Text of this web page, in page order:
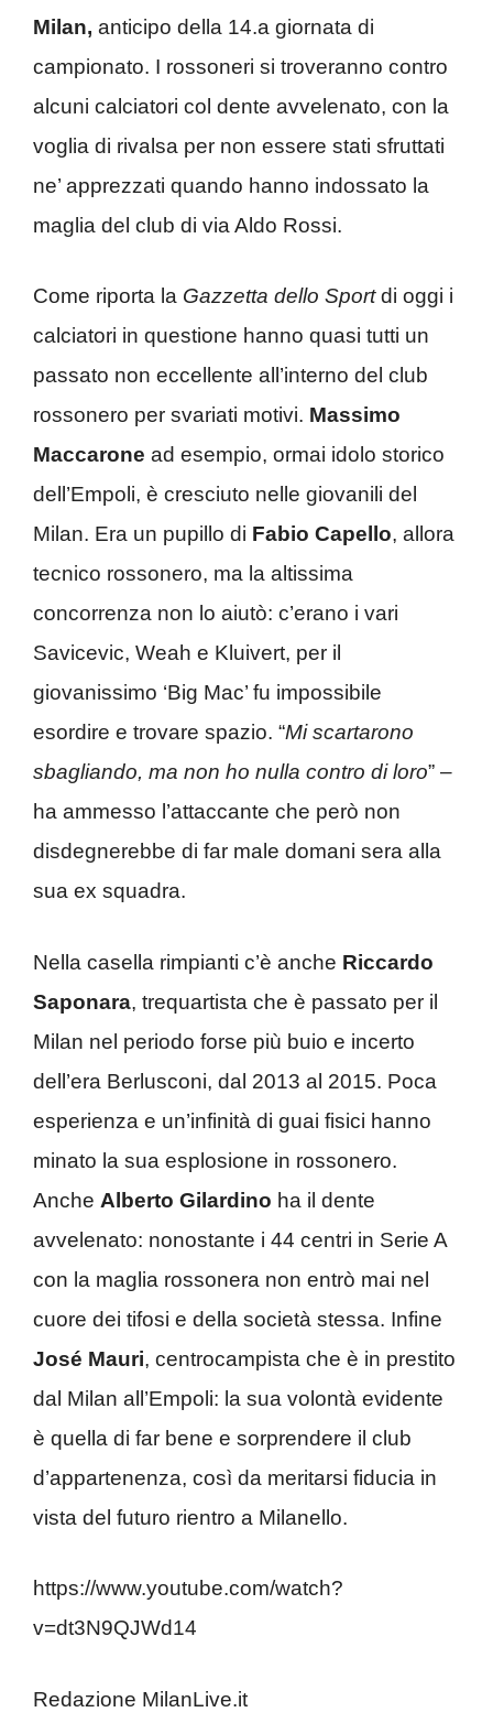
Milan, anticipo della 14.a giornata di
campionato. I rossoneri si troveranno contro
alcuni calciatori col dente avvelenato, con la
voglia di rivalsa per non essere stati sfruttati
ne’ apprezzati quando hanno indossato la
maglia del club di via Aldo Rossi.
Come riporta la Gazzetta dello Sportdi oggi i
calciatori in questione hanno quasi tutti un
passato non eccellente all’interno del club
rossonero per svariati motivi. Massimo
Maccarone ad esempio, ormai idolo storico
dell’Empoli, è cresciuto nelle giovanili del
Milan. Era un pupillo di Fabio Capello, allora
tecnico rossonero, ma la altissima
concorrenza non lo aiutò: c’erano i vari
Savicevic, Weah e Kluivert, per il
giovanissimo ‘Big Mac’ fu impossibile
esordire e trovare spazio. “Mi scartarono
sbagliando, ma non ho nulla contro di loro” –
ha ammesso l’attaccante che però non
disdegnerebbe di far male domani sera alla
sua ex squadra.
Nella casella rimpianti c’è anche Riccardo
Saponara, trequartista che è passato per il
Milan nel periodo forse più buio e incerto
dell’era Berlusconi, dal 2013 al 2015. Poca
esperienza e un’infinità di guai fisici hanno
minato la sua esplosione in rossonero.
Anche Alberto Gilardino ha il dente
avvelenato: nonostante i 44 centri in Serie A
con la maglia rossonera non entrò mai nel
cuore dei tifosi e della società stessa. Infine
José Mauri, centrocampista che è in prestito
dal Milan all’Empoli: la sua volontà evidente
è quella di far bene e sorprendere il club
d’appartenenza, così da meritarsi fiducia in
vista del futuro rientro a Milanello.
https://www.youtube.com/watch?
v=dt3N9QJWd14
Redazione MilanLive.it